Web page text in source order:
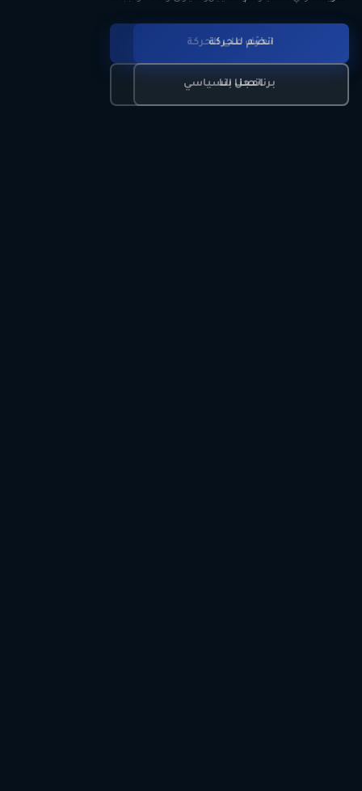
تعرّف على الحركة
برنامجنا السياسي
انضم للحركة
اتصل بنا